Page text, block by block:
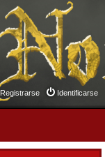
Identificarse
Registrarse